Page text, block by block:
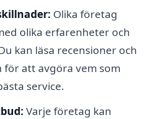
Olika företag
olika erfarenheter och
kan läsa recensioner och
för att avgöra vem som
service.
Varje företag kan